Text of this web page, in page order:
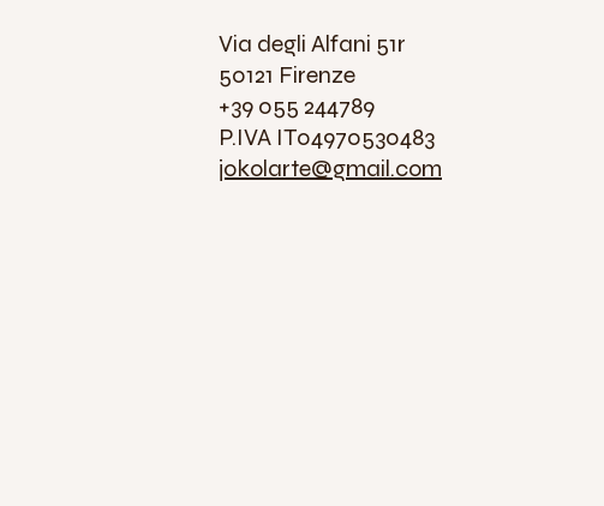
Via degli Alfani 51r
50121 Firenze
+39 055 244789
P.IVA IT04970530483
jokolarte@gmail.com